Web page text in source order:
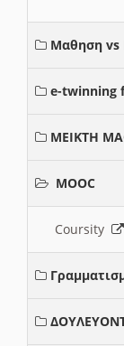
Μαθηση vs
e-twinning
ΜΕΙΚΤΗ
MOOC
Coursity